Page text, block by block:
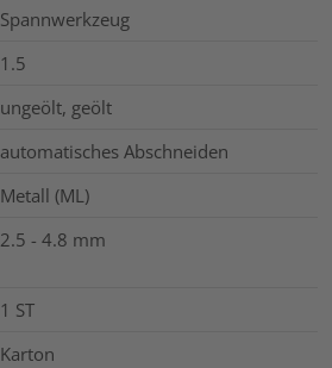
Spannwerkzeug
1.5
ungeölt, geölt
automatisches Abschneiden
Metall (ML)
2.5 - 4.8 mm
1 ST
Karton